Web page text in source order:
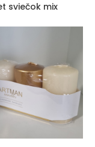
sviečok mix